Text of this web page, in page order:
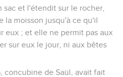
sac et l'étendit sur le rocher,
la moisson jusqu'à ce qu'il
eux ; et elle ne permit pas aux
sur eux le jour, ni aux bêtes
concubine de Saül, avait fait